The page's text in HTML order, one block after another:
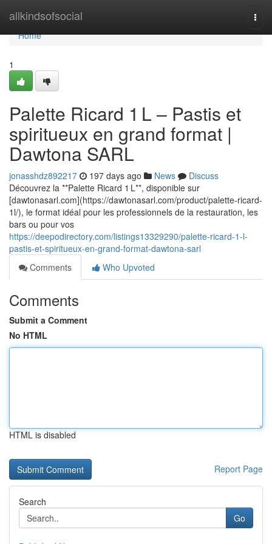
allkindsofsocial
Home
Home
1
Palette Ricard 1 L – Pastis et
spiritueux en grand format |
Dawtona SARL
jonasshdz892217 197 days ago News
Discuss
Découvrez la **Palette Ricard 1 L**, disponible sur
[dawtonasarl.com](https://dawtonasarl.com/product/palette-ricard-
1l/), le format idéal pour les professionnels de la restauration, les
bars ou pour vos
https://deepodirectory.com/listings13329290/palette-ricard-1-l-
pastis-et-spiritueux-en-grand-format-dawtona-sarl
Comments
Who Upvoted
Comments
Submit a Comment
No HTML
HTML is disabled
Report Page
Search
Go